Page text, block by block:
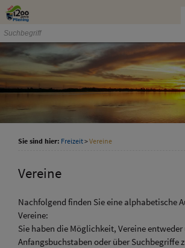
Zum Inhalt
Sie sind hier: Freizeit>Vereine
Vereine
Nachfolgend finden Sie eine alphabetische
Vereine:
Sie haben die Möglichkeit, Vereine entweder
Anfangsbuchstaben oder über Suchbegriffe
schließen